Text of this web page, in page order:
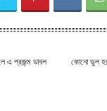
এ প্রজন্ম ডাবল
কোনো ভুল